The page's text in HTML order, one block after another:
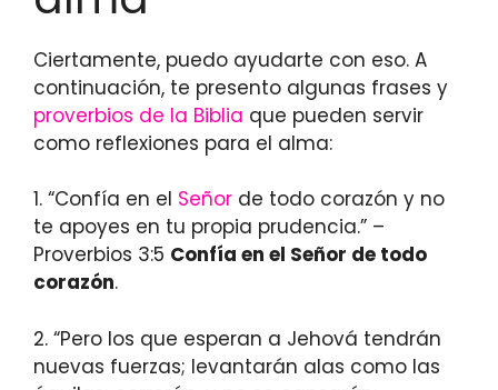
Ciertamente, puedo ayudarte con eso. A
continuación, te presento algunas frases y
proverbios de la Biblia que pueden servir
como reflexiones para el alma:
1. “Confía en el Señor de todo corazón y no
te apoyes en tu propia prudencia.” –
Proverbios 3:5 Confía en el Señor de todo
corazón.
2. “Pero los que esperan a Jehová tendrán
nuevas fuerzas; levantarán alas como las